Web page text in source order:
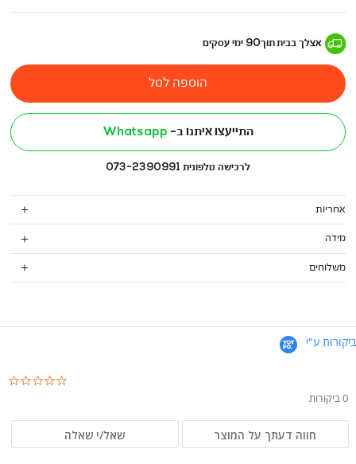
אצלך בביתתוך90 ימי עסקים
הוספה לסל
התייעצו איתנו ב- Whatsapp
לרכישה טלפונית 073-2390991
אחריות
מידה
משלוחים
ביקורות ע"י
0 ביקורות
חווה דעתך על המוצר שאל/י שאלה